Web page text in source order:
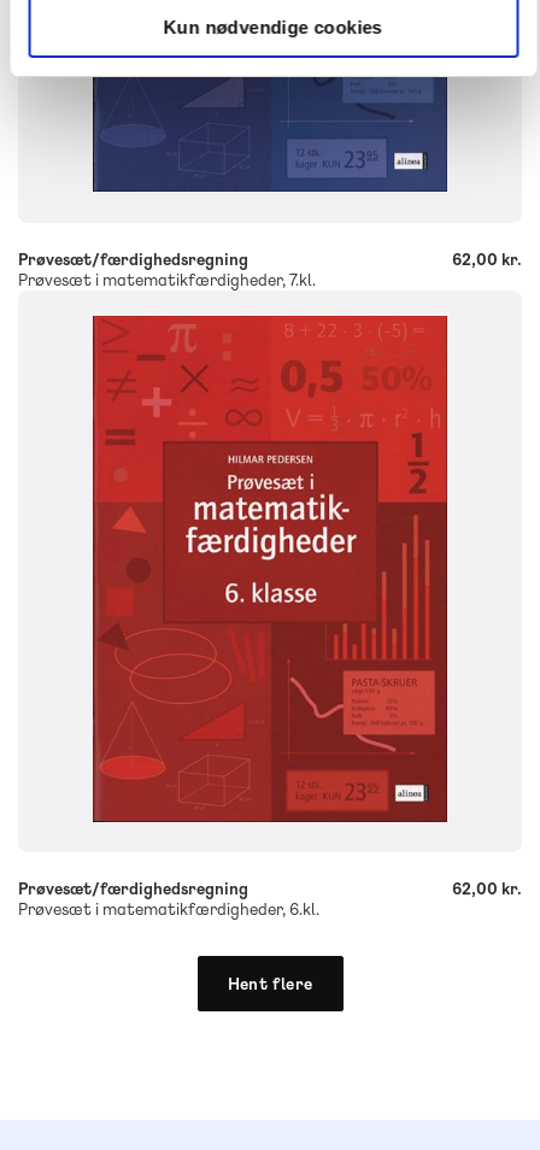
Kun nødvendige cookies
Prøvesæt/færdighedsregning
Prøvesæt i matematikfærdigheder, 7.kl.
62,00 kr.
Matematik
NIVEAU
6. klasse
9788723009302
Prøvesæt/færdighedsregning
Prøvesæt i matematikfærdigheder, 6.kl.
62,00 kr.
Hent flere